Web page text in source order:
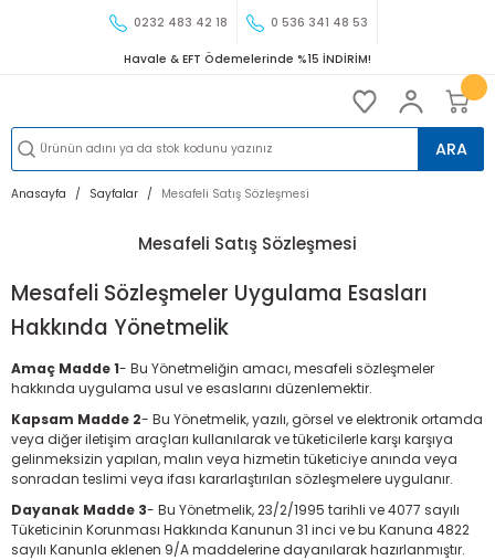
0232 483 42 18 0 536 341 48 53
Havale & EFT Ödemelerinde %15 İNDİRİM!
ARA
Anasayfa Sayfalar Mesafeli Satış Sözleşmesi
Mesafeli Satış Sözleşmesi
Mesafeli Sözleşmeler Uygulama Esasları
Hakkında Yönetmelik
Amaç Madde 1- Bu Yönetmeliğin amacı, mesafeli sözleşmeler
hakkında uygulama usul ve esaslarını düzenlemektir.
Kapsam Madde 2- Bu Yönetmelik, yazılı, görsel ve elektronik ortamda
veya diğer iletişim araçları kullanılarak ve tüketicilerle karşı karşıya
gelinmeksizin yapılan, malın veya hizmetin tüketiciye anında veya
sonradan teslimi veya ifası kararlaştırılan sözleşmelere uygulanır.
Dayanak Madde 3- Bu Yönetmelik, 23/2/1995 tarihli ve 4077 sayılı
Tüketicinin Korunması Hakkında Kanunun 31 inci ve bu Kanuna 4822
sayılı Kanunla eklenen 9/A maddelerine dayanılarak hazırlanmıştır.